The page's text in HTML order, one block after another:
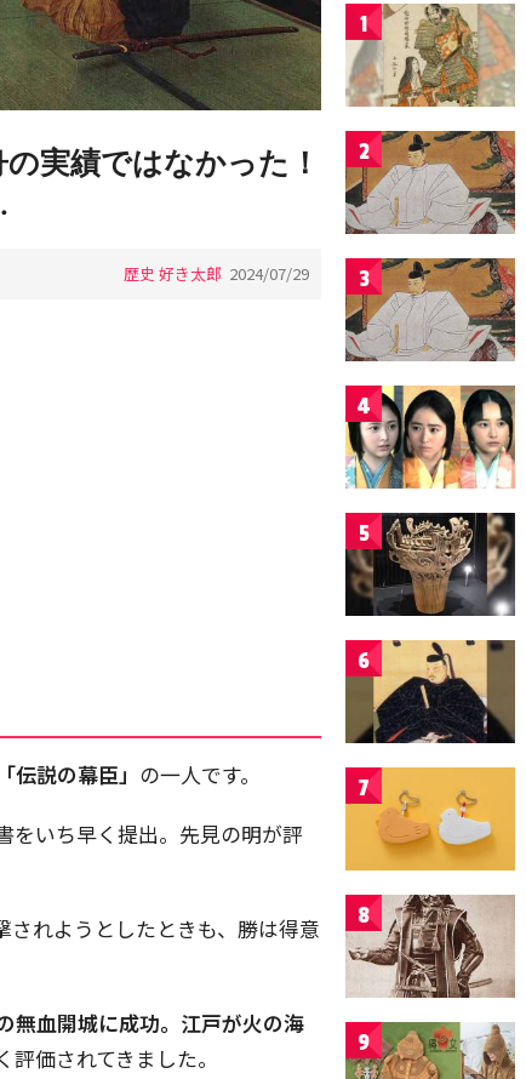
実績ではなかった！
歴史 好き太郎 2024/07/29
「伝説の幕臣」 の一人です。
をいち早く提出。先見の明が評
されようとしたときも、勝は得意
無血開城に成功。江戸が火の海
価されてきました。
1
2
3
4
5
6
7
8
9